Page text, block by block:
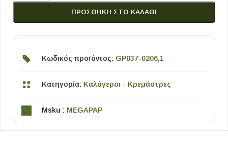
ΠΡΟΣΘΉΚΗ ΣΤΟ ΚΑΛΆΘΙ
Κωδικός προϊόντος: GP037-0206,1
Κατηγορία: Καλόγεροι - Κρεμάστρες
Msku : MEGAPAP